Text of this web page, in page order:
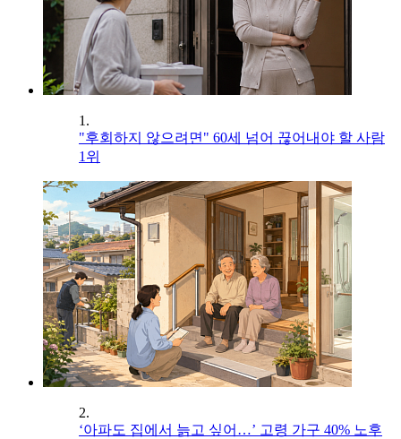
1.
"후회하지 않으려면" 60세 넘어 끊어내야 할 사람
1위
2.
‘아파도 집에서 늙고 싶어…’ 고령 가구 40% 노후